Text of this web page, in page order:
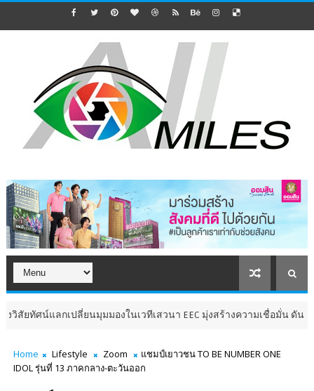
มมองในเวทีเสวนา EEC มุ่งสร้างความเชื่อมั่น ดันเศรษฐกิจโตคู่คุณภาพ
Home Lifestyle Zoom
แชมป์เยาวชน TO BE NUMBER ONE
IDOL รุ่นที่ 13 ภาคกลาง-ตะวันออก